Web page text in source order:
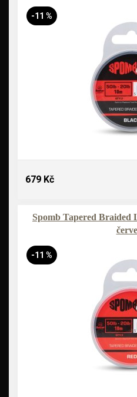
-11 %
679 Kč
Spomb Tapered Braided
-11 %